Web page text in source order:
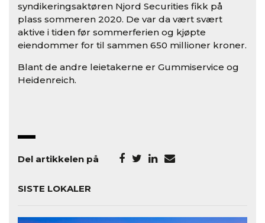
syndikeringsaktøren Njord Securities fikk på
plass sommeren 2020. De var da vært svært
aktive i tiden før sommerferien og kjøpte
eiendommer for til sammen 650 millioner kroner.
Blant de andre leietakerne er Gummiservice og
Heidenreich.
Del artikkelen på
SISTE LOKALER